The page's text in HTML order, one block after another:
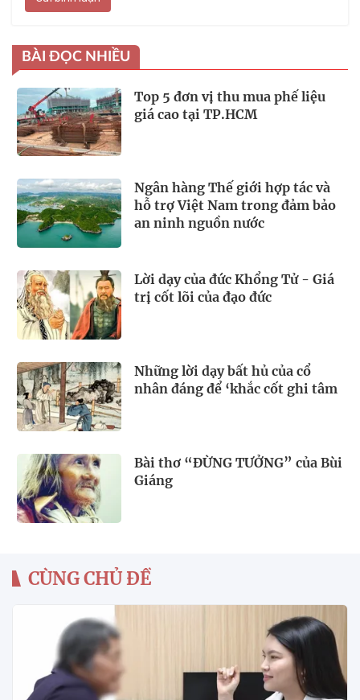
BÀI ĐỌC NHIỀU
Top 5 đơn vị thu mua phế liệu
giá cao tại TP.HCM
Ngân hàng Thế giới hợp tác và
hỗ trợ Việt Nam trong đảm bảo
an ninh nguồn nước
Lời dạy của đức Khổng Tử - Giá
trị cốt lõi của đạo đức
Những lời dạy bất hủ của cổ
nhân đáng để ‘khắc cốt ghi tâm
Bài thơ “ĐỪNG TƯỞNG” của Bùi
Giáng
CÙNG CHỦ ĐỀ